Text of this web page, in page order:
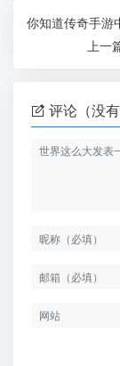
上一
评论（没有